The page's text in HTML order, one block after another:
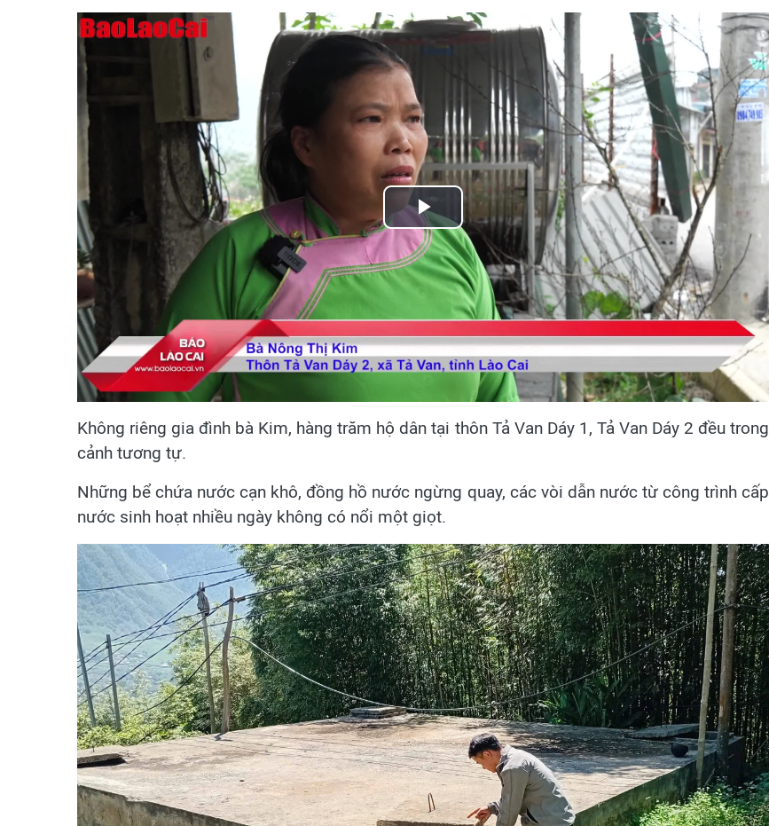
Play
Video
Không riêng gia đình bà Kim, hàng trăm hộ dân tại thôn Tả Van Dáy 1, Tả Van Dáy 2 đều trong
cảnh tương tự.
Những bể chứa nước cạn khô, đồng hồ nước ngừng quay, các vòi dẫn nước từ công trình cấp
nước sinh hoạt nhiều ngày không có nổi một giọt.